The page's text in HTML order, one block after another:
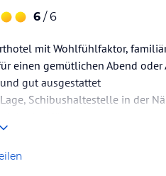
6 / 6
mit Wohlfühlfaktor,
einen gemütlichen Abend
gut ausgestattet
Schibushaltestelle in der